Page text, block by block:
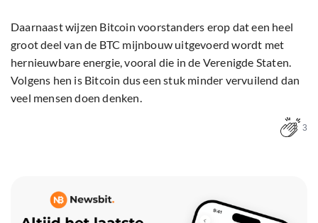
Daarnaast wijzen Bitcoin voorstanders erop dat een heel
groot deel van de BTC mijnbouw uitgevoerd wordt met
hernieuwbare energie, vooral die in de Verenigde Staten.
Volgens hen is Bitcoin dus een stuk minder vervuilend dan
veel mensen doen denken.
3